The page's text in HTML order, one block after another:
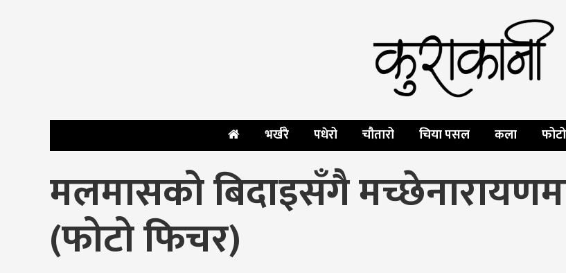
भर्खरै पधेरो चौतारो चिया पसल कला
मलमासको बिदाइसँगै
(फोटो फिचर)